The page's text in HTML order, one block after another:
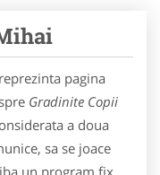
reprezinta pagina
Gradinite Copii
a doua
sa se joace
un program fix.